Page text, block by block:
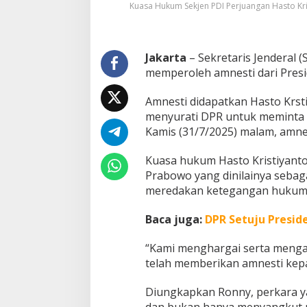
i
m
b
r
i
a
n
m
n
e
s
i
l
e
h
r
Kuasa Hukum Sekjen PDI Perjuangan Hasto
Jakarta – Sekretaris Jenderal
memperoleh amnesti dari
Amnesti didapatkan Hasto
menyurati DPR untuk
Kamis (31/7/2025) malam,
Kuasa hukum Hasto
Prabowo yang dinilainya
meredakan ketegangan
Baca juga: DPR Setuju
“Kami menghargai serta
telah memberikan amnesti
Diungkapkan Ronny, perkara